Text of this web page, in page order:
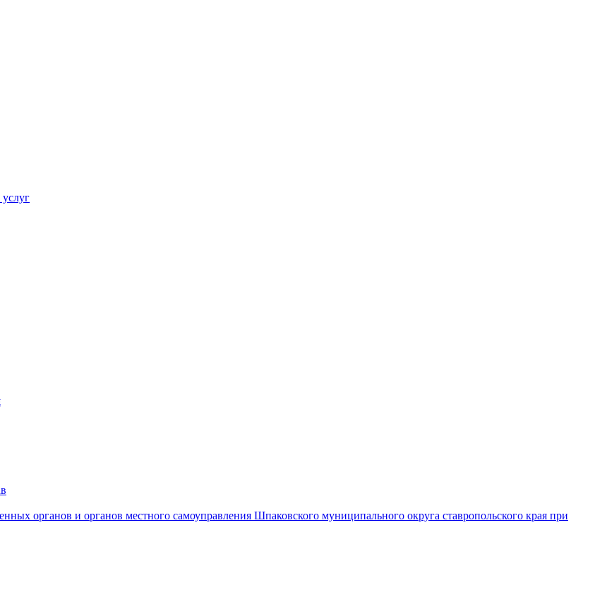
органов и органов местного самоуправления Шпаковского муниципального округа ставропольского края при